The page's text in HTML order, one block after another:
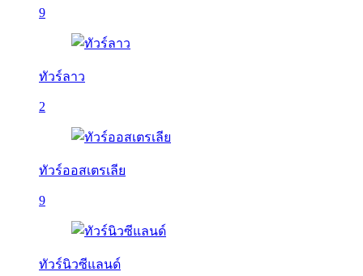
9
ทัวร์ลาว
2
ทัวร์ออสเตรเลีย
9
ทัวร์นิวซีแลนด์